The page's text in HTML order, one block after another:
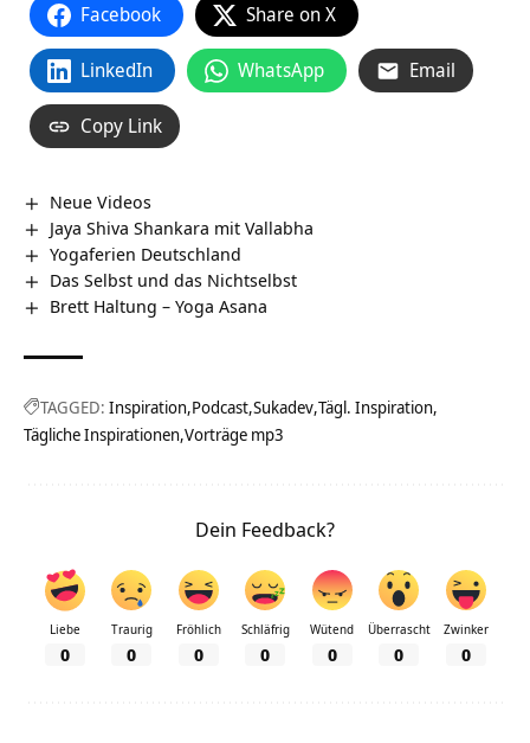
Facebook Share on X
LinkedIn WhatsApp Email
Copy Link
Neue Videos
Jaya Shiva Shankara mit Vallabha
Yogaferien Deutschland
Das Selbst und das Nichtselbst
Brett Haltung – Yoga Asana
TAGGED: Inspiration Podcast Sukadev Tägl. Inspiration
Tägliche Inspirationen Vorträge mp3
Dein Feedback?
Liebe
0
Traurig
0
Fröhlich
0
Schläfrig
0
Wütend
0
Überrascht
0
Zwinker
0